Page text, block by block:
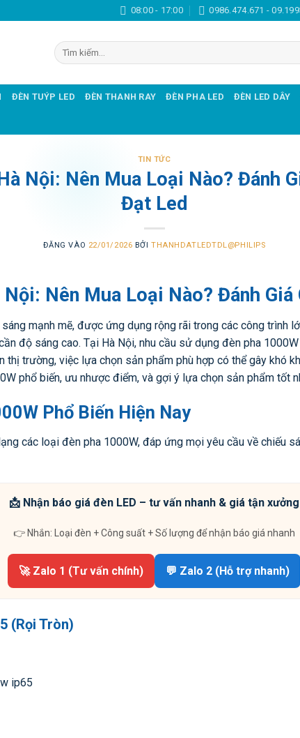
08:00 - 17:00 0986.474.671 -
Tìm
kiếm:
ĐÈN TUÝP LED ĐÈN THANH RAY ĐÈN PHA LED ĐÈN LED DÂY
TIN TỨC
Nội: Nên Mua Loại Nào? Đánh
Đạt Led
ĐĂNG VÀO 22/01/2026 BỞITHANHDATLEDTDL@PHILIPS
Nên Mua Loại Nào? Đánh
mạnh mẽ, được ứng dụng rộng rãi trong các công trình
độ sáng cao. Tại Hà Nội, nhu cầu sử dụng đèn pha
thị trường, việc lựa chọn sản phẩm phù hợp có thể gây khó
phổ biến, ưu nhược điểm, và gợi ý lựa chọn sản phẩm tốt
Phổ Biến Hiện Nay
các loại đèn pha 1000W, đáp ứng mọi yêu cầu về chiếu
📩 Nhận báo giá đèn LED – tư vấn nhanh & giá tận xưởng
👉 Nhắn: Loại đèn + Công suất + Số lượng để nhận báo giá nhanh
🚀 Zalo 1 (Tư vấn chính) 💬 Zalo 2 (Hỗ trợ nhanh)
(Rọi Tròn)
ip65